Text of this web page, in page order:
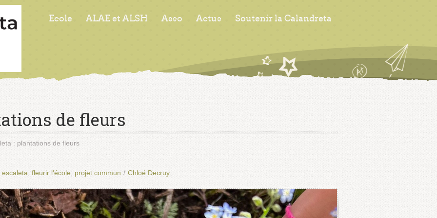
Ecole ALAE et ALSH Asso Actus Soutenir la Calandreta
de fleurs
: plantations de fleurs
escaleta fleurir l'école projet commun / Chloé Decruy